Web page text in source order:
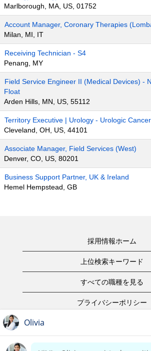
Marlborough, MA, US, 01752
Account Manager, Coronary Therapies
Milan, MI, IT
Receiving Technician - S4
Penang, MY
Field Service Engineer II (Medical Devices) -
Float
Arden Hills, MN, US, 55112
Territory Executive | Urology - Urologic
Cleveland, OH, US, 44101
Associate Manager, Field Services (West)
Denver, CO, US, 80201
Business Support Partner, UK & Ireland
Hemel Hempstead, GB
採用情報ホーム
上位検索キーワード
すべての職種を見る
プライバシーポリシー
著作権表示